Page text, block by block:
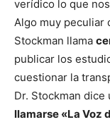
verídico lo que
Algo muy peculiar
Stockman llama
publicar los
cuestionar la
Dr. Stockman dice
llamarse «La Voz